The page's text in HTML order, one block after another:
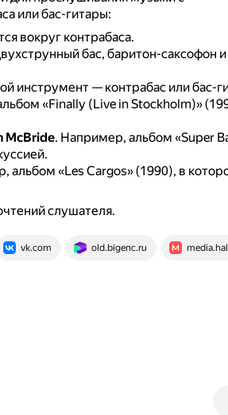
или бас-гитары:
вокруг контрабаса.
бас, баритон-саксофон и
инструмент — контрабас или бас-
«Finally (Live in Stockholm)»
McBride. Например, альбом «Super
альбом «Les Cargos» (1990), в
слушателя.
vk.com old.bigenc.ru